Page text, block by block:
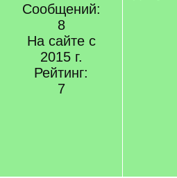
Сообщений:
8
На сайте с
2015 г.
Рейтинг:
7